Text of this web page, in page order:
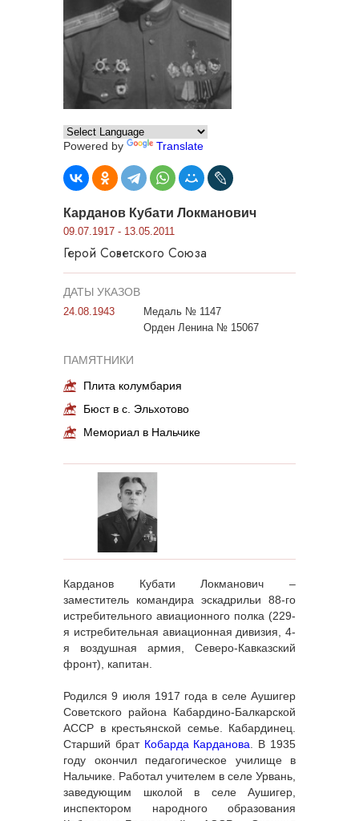
Powered by Translate
Карданов Кубати Локманович
09.07.1917 - 13.05.2011
Герой Советского Союза
ДАТЫ УКАЗОВ
24.08.1943
Медаль № 1147
Орден Ленина № 15067
ПАМЯТНИКИ
Плита колумбария
Бюст в с. Эльхотово
Мемориал в Нальчике
Карданов Кубати Локманович –
заместитель командира эскадрильи 88-го
истребительного авиационного полка (229-
я истребительная авиационная дивизия, 4-
я воздушная армия, Северо-Кавказский
фронт), капитан.
Родился 9 июля 1917 года в селе Аушигер
Советского района Кабардино-Балкарской
АССР в крестьянской семье. Кабардинец.
Старший брат Кобарда Карданова. В 1935
году окончил педагогическое училище в
Нальчике. Работал учителем в селе Урвань,
заведующим школой в селе Аушигер,
инспектором народного образования